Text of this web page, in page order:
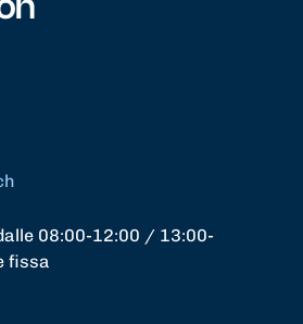
08:00-12:00 / 13:00-
fissa